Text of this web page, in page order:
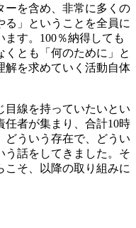
ーを含め、非常に多くの
る」ということを全員に
す。100％納得しても
くとも「何のために」と
解を求めていく活動自体
目線を持っていたいとい
任者が集まり、合計10時
どういう存在で、どうい
う話をしてきました。そ
こそ、以降の取り組みに